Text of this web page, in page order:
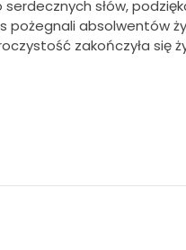
słów,
pożegnali absolwentów
zakończyła się